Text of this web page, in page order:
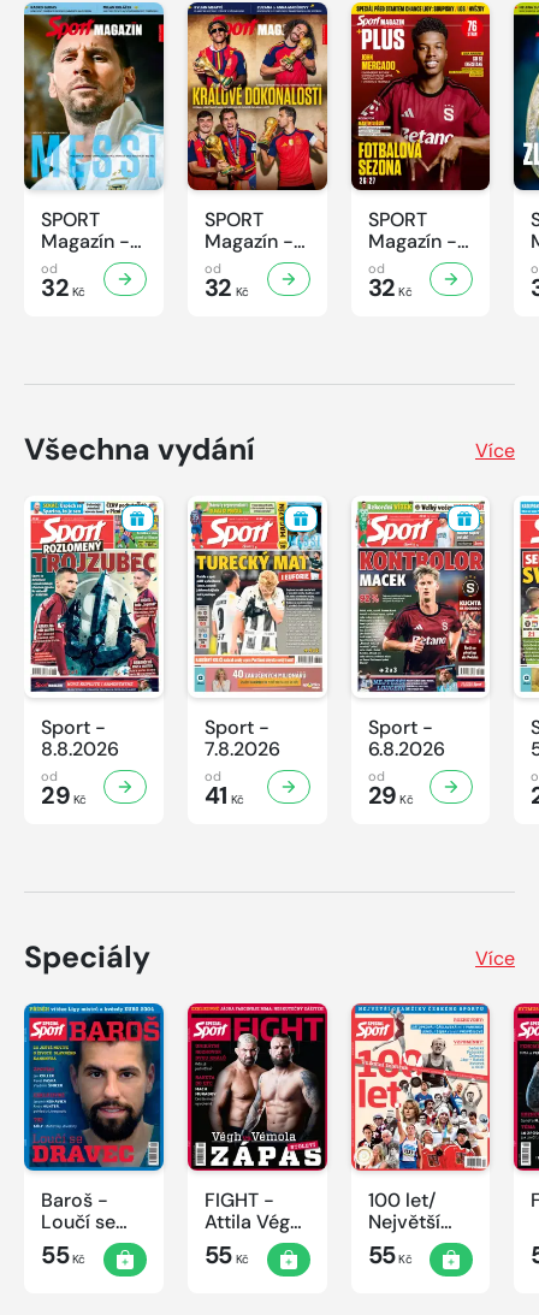
SPORT
Magazín -
32/2026
od
32 Kč
SPORT
Magazín -
31/2026
od
32 Kč
SPORT
Magazín -
30/2026
od
32 Kč
Všechna vydání Více
Sport -
8.8.2026
od
29 Kč
Sport -
7.8.2026
od
41 Kč
Sport -
6.8.2026
od
29 Kč
Speciály Více
Baroš -
Loučí se
dravec
55Kč
FIGHT -
Attila Végh
vs. Karlos
Vémola
55Kč
100 let/
Největší
okamžiky
českého
55Kč